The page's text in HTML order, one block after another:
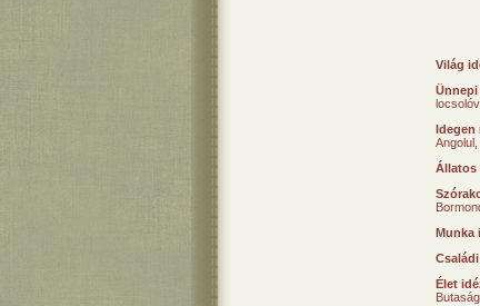
Világ
Ünnepi
Idegen
Angolul
Állatos
Munka
Élet
Butaság